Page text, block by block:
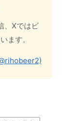
、Xではビ
ます。